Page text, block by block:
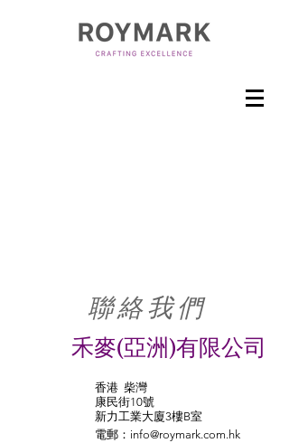
聯 絡 我 們
禾麥(亞洲)有限公司
香港 柴灣
康民街10號
新力工業大廈3樓B室
電郵： info@roymark.com.hk